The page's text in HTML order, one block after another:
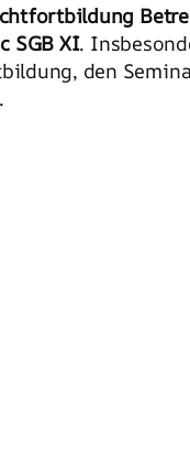
SGB XI.
den